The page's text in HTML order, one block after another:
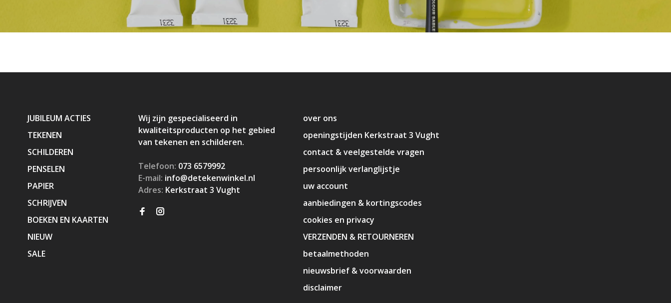
JUBILEUM ACTIES
TEKENEN
SCHILDEREN
PENSELEN
PAPIER
SCHRIJVEN
BOEKEN EN KAARTEN
NIEUW
SALE
Wij zijn gespecialiseerd in
kwaliteitsproducten op het gebied
van tekenen en schilderen.
Telefoon: 073 6579992
E-mail: info@detekenwinkel.nl
Adres: Kerkstraat 3 Vught
over ons
openingstijden Kerkstraat 3 Vught
contact & veelgestelde vragen
persoonlijk verlanglijstje
uw account
aanbiedingen & kortingscodes
cookies en privacy
VERZENDEN & RETOURNEREN
betaalmethoden
nieuwsbrief & voorwaarden
disclaimer